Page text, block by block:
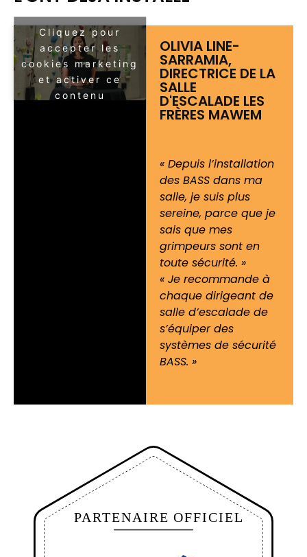
Cliquez pour
accepter les
cookies marketing
et activer ce
contenu
OLIVIA LINE-
SARRAMIA,
DIRECTRICE DE LA
SALLE
D'ESCALADE LES
FRÈRES MAWEM
« Depuis l’installation
des BASS dans ma
salle, je suis plus
sereine, parce que je
sais que mes
grimpeurs sont en
toute sécurité. »
« Je recommande à
chaque dirigeant de
salle d’escalade de
s’équiper des
systèmes de sécurité
BASS. »